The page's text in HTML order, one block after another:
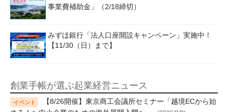
事業費補助金」（2/18締切）
みずほ銀行「法人口座開設キャンペーン」実施中！
【11/30（日）まで】
創業手帳が選ぶ起業経営ニュース
【8/26開催】東京商工会議所セミナー「越境ECから始